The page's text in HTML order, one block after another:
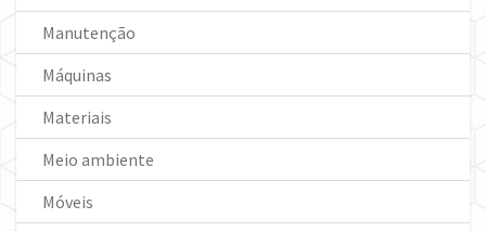
Manutenção
Máquinas
Materiais
Meio ambiente
Móveis